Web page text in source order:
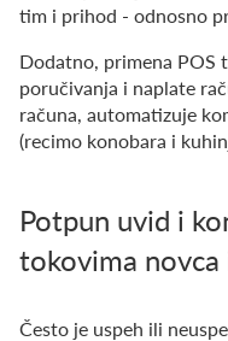
tim i prihod - odnosno
Dodatno, primena POS
poručivanja i naplate
računa, automatizuje
(recimo konobara i
Potpun uvid i
tokovima novca
Često je uspeh ili